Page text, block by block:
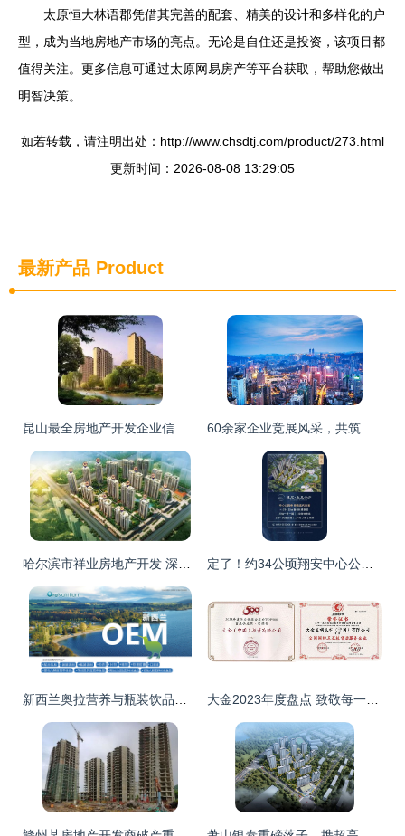
太原恒大林语郡凭借其完善的配套、精美的设计和多样化的户
型，成为当地房地产市场的亮点。无论是自住还是投资，该项目都
值得关注。更多信息可通过太原网易房产等平台获取，帮助您做出
明智决策。
如若转载，请注明出处：http://www.chsdtj.com/product/273.html
更新时间：2026-08-08 13:29:05
最新产品 Product